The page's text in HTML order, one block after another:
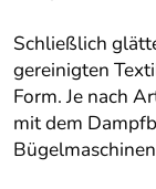
Schließlich
gereinigten
Form. Je nach
mit dem